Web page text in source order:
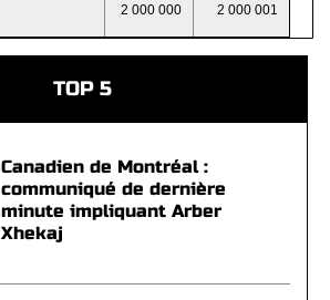
2 000 000 2 000 001
TOP 5
Canadien de Montréal :
communiqué de dernière
minute impliquant Arber
Xhekaj